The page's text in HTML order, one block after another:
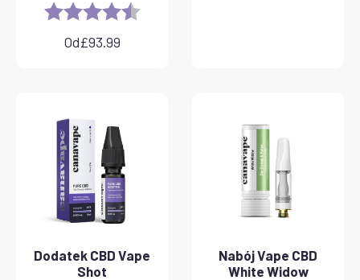
Rating: 4.8 out of 5 stars
Od£93.99
Dodatek CBD Vape
Shot
Nabój Vape CBD
White Widow